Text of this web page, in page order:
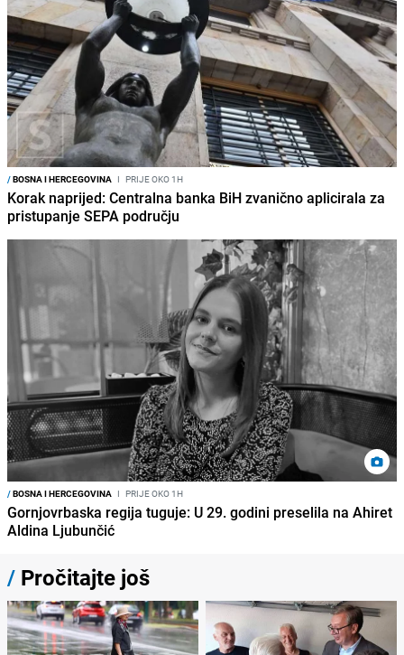
/BOSNA I HERCEGOVINA I PRIJE OKO 1H
Korak naprijed: Centralna banka BiH zvanično aplicirala za
pristupanje SEPA području
/BOSNA I HERCEGOVINA I PRIJE OKO 1H
Gornjovrbaska regija tuguje: U 29. godini preselila na Ahiret
Aldina Ljubunčić
/ Pročitajte još